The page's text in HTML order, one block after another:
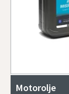
Motorolje